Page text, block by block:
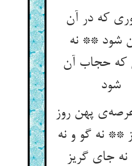
که در آن
شود ** نه
که حجاب آن
شود
پهن روز
** نه گو و نه
نه جای گریز